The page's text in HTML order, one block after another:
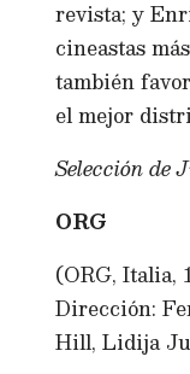
revista; y
cineastas
también
el mejor
Selección de
ORG
(ORG, Italia,
Dirección:
Hill, Lidija